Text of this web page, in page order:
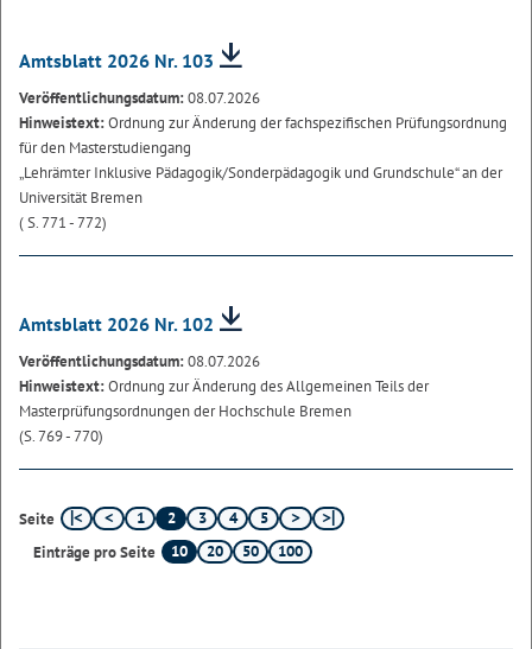
Amtsblatt 2026 Nr. 103
Veröffentlichungsdatum:08.07.2026
Hinweistext:Ordnung zur Änderung der fachspezifischen Prüfungsordnung
für den Masterstudiengang
„Lehrämter Inklusive Pädagogik/Sonderpädagogik und Grundschule“ an der
Universität Bremen
( S. 771 - 772)
Amtsblatt 2026 Nr. 102
Veröffentlichungsdatum:08.07.2026
Hinweistext:Ordnung zur Änderung des Allgemeinen Teils der
Masterprüfungsordnungen der Hochschule Bremen
(S. 769 - 770)
Seite 1 2 3 4
5
Einträge pro Seite
10 20 50 100